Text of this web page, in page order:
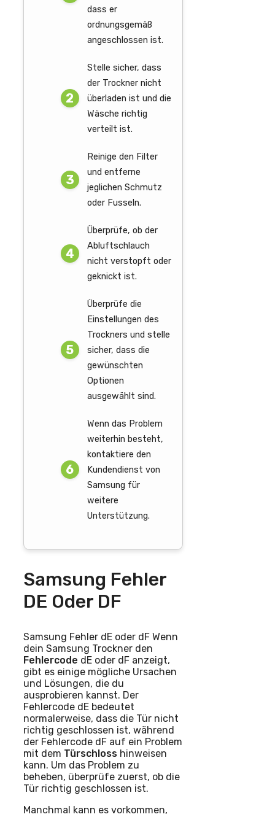
dass er
ordnungsgemäß
angeschlossen ist.
Stelle sicher, dass
der Trockner nicht
überladen ist und die
Wäsche richtig
verteilt ist.
Reinige den Filter
und entferne
jeglichen Schmutz
oder Fusseln.
Überprüfe, ob der
Abluftschlauch
nicht verstopft oder
geknickt ist.
Überprüfe die
Einstellungen des
Trockners und stelle
sicher, dass die
gewünschten
Optionen
ausgewählt sind.
Wenn das Problem
weiterhin besteht,
kontaktiere den
Kundendienst von
Samsung für
weitere
Unterstützung.
Samsung Fehler
DE Oder DF
Samsung Fehler dE oder dF Wenn
dein Samsung Trockner den
Fehlercode dE oder dF anzeigt,
gibt es einige mögliche Ursachen
und Lösungen, die du
ausprobieren kannst. Der
Fehlercode dE bedeutet
normalerweise, dass die Tür nicht
richtig geschlossen ist, während
der Fehlercode dF auf ein Problem
mit dem Türschloss hinweisen
kann. Um das Problem zu
beheben, überprüfe zuerst, ob die
Tür richtig geschlossen ist.
Manchmal kann es vorkommen,